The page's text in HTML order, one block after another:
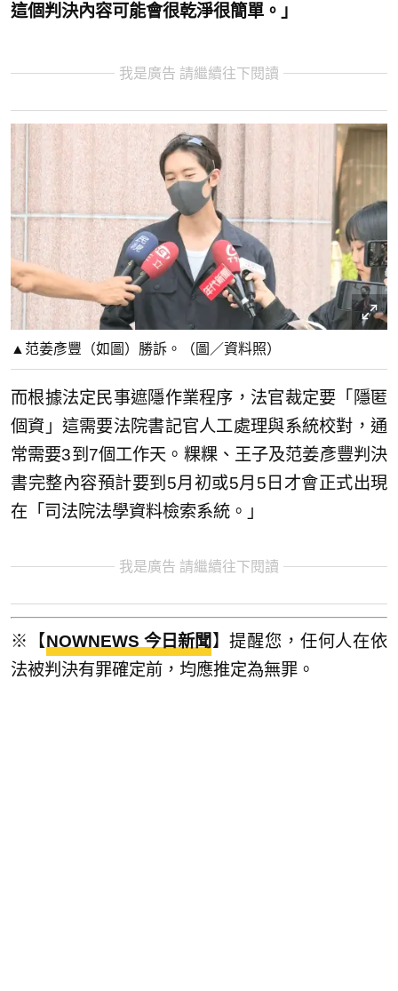
這個判決內容可能會很乾淨很簡單。」
我是廣告 請繼續往下閱讀
▲范姜彥豐（如圖）勝訴。（圖／資料照）
而根據法定民事遮隱作業程序，法官裁定要「隱匿
個資」這需要法院書記官人工處理與系統校對，通
常需要3到7個工作天。粿粿、王子及范姜彥豐判決
書完整內容預計要到5月初或5月5日才會正式出現
在「司法院法學資料檢索系統。」
我是廣告 請繼續往下閱讀
※【NOWNEWS 今日新聞 】提醒您，任何人在依
法被判決有罪確定前，均應推定為無罪。